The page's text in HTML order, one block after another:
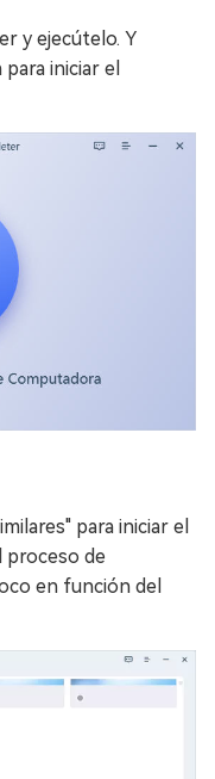
y ejecútelo. Y
iniciar el
para iniciar el
proceso de
en función del